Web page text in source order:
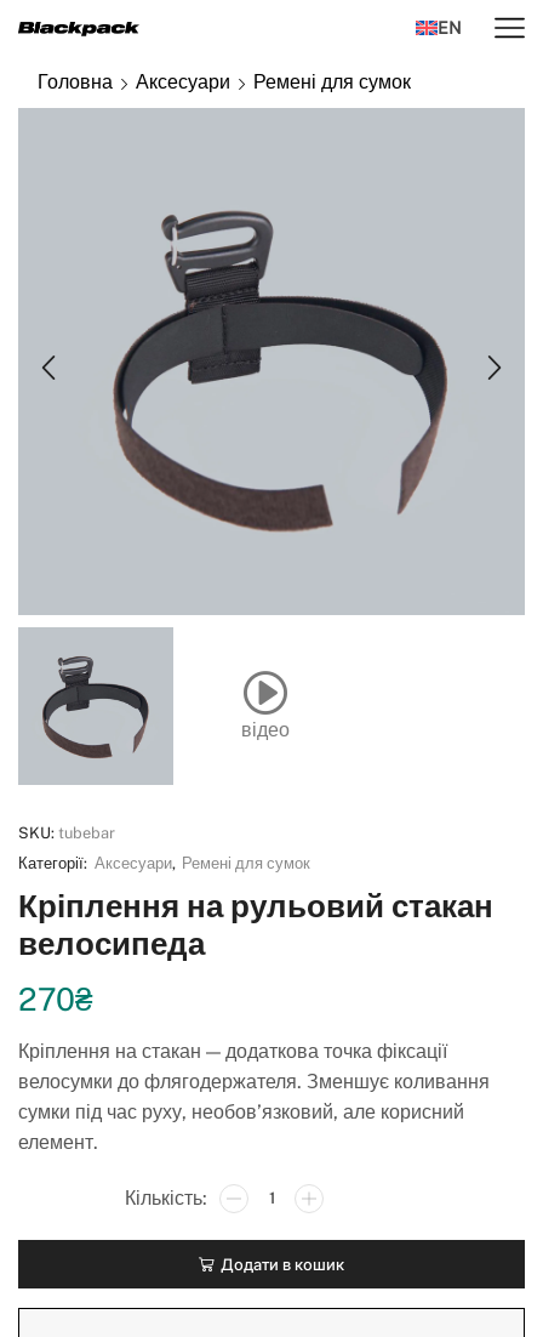
EN
Головна Аксесуари Ремені для сумок
відео
SKU: tubebar
Категорії: Аксесуари, Ремені для сумок
Кріплення на рульовий стакан
велосипеда
270₴
Кріплення на стакан — додаткова точка фіксації
велосумки до флягодержателя. Зменшує коливання
сумки під час руху, необов’язковий, але корисний
елемент.
Додати в кошик